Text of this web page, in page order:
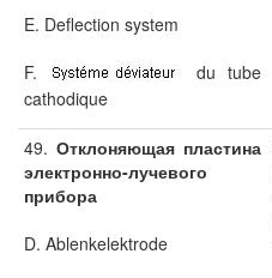
E. Deflection system
F.
du tube
cathodique
49. Отклоняющая пластина
электронно-лучевого
прибора
D. Ablenkelektrode